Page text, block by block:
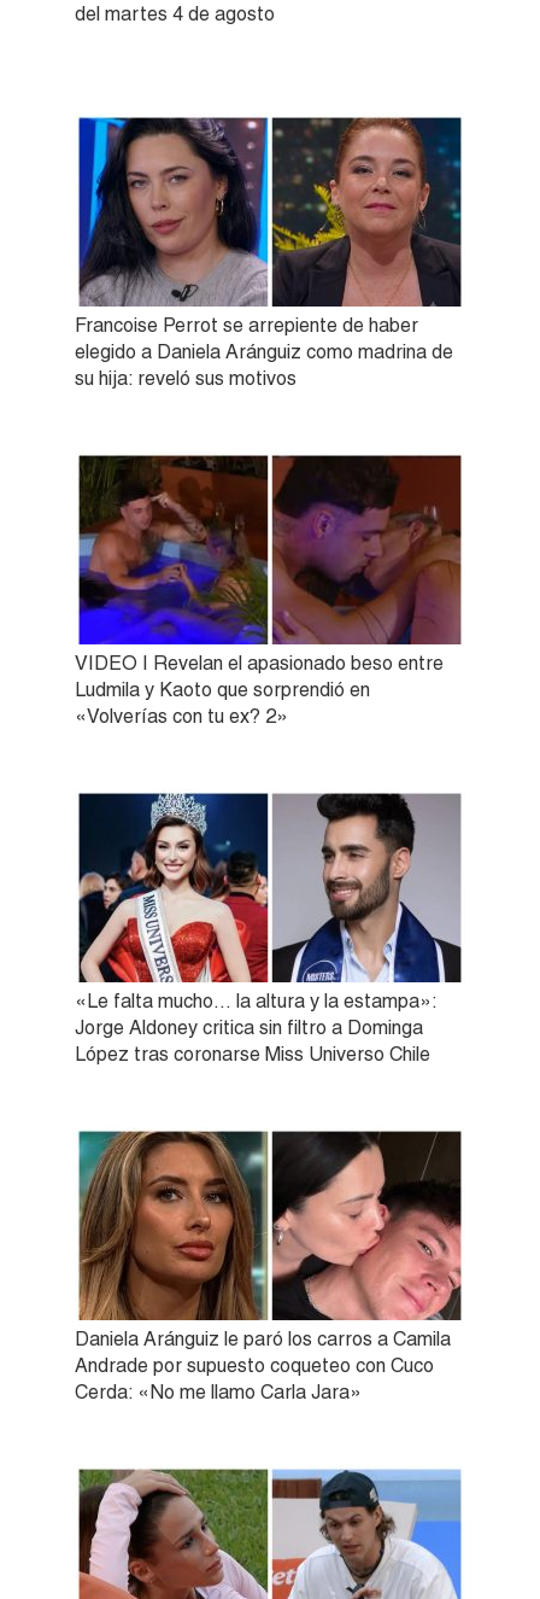
del martes 4 de agosto
Francoise Perrot se arrepiente de haber
elegido a Daniela Aránguiz como madrina de
su hija: reveló sus motivos
VIDEO | Revelan el apasionado beso entre
Ludmila y Kaoto que sorprendió en
«Volverías con tu ex? 2»
«Le falta mucho… la altura y la estampa»:
Jorge Aldoney critica sin filtro a Dominga
López tras coronarse Miss Universo Chile
Daniela Aránguiz le paró los carros a Camila
Andrade por supuesto coqueteo con Cuco
Cerda: «No me llamo Carla Jara»